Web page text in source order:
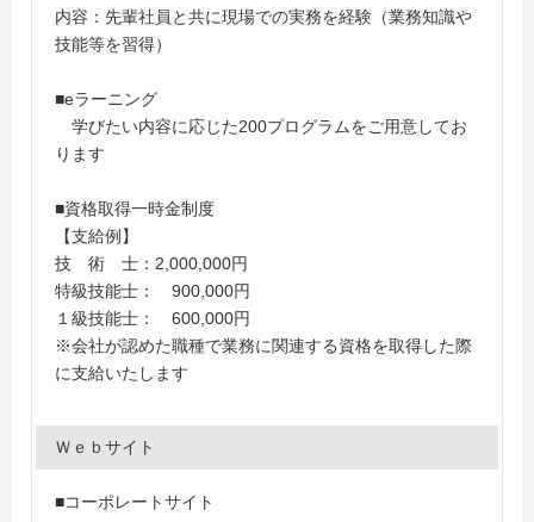
内容：先輩社員と共に現場での実務を経験（業務知識や
技能等を習得）
■eラーニング
学びたい内容に応じた200プログラムをご用意してお
ります
■資格取得一時金制度
【支給例】
技 術 士：2,000,000円
特級技能士： 900,000円
１級技能士： 600,000円
※会社が認めた職種で業務に関連する資格を取得した際
に支給いたします
Ｗｅｂサイト
■コーポレートサイト